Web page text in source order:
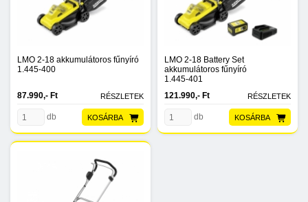
LMO 2-18 akkumulátoros fűnyíró
1.445-400
87.990,- Ft RÉSZLETEK
KOSÁRBA
db
LMO 2-18 Battery Set
akkumulátoros fűnyíró
1.445-401
121.990,- Ft
RÉSZLETEK
KOSÁRBA
db